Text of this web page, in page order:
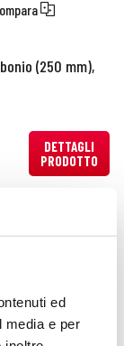
ed
media e per
(250 mm),
DETTAGLI
PRODOTTO
(350 mm),